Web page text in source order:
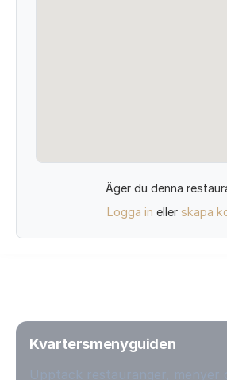
Äger du denna
Logga in eller skapa
Kvartersmenyguiden